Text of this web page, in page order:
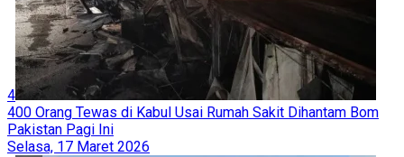
4
400 Orang Tewas di Kabul Usai Rumah Sakit Dihantam Bom
Pakistan Pagi Ini
Selasa, 17 Maret 2026